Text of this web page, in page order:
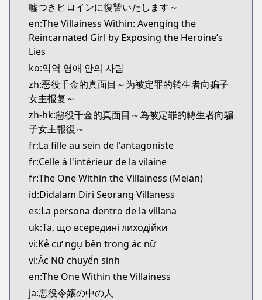
嘘つきヒロインに復讐いたします～
en:The Villainess Within: Avenging the
Reincarnated Girl by Exposing the Heroine’s
Lies
ko:악역 영애 안의 사람
zh:恶役千金的真面目～为被定罪的转生者向骗子
女主报复～
zh-hk:惡役千金的真面目～為被定罪的轉生者向騙
子女主報復～
fr:La fille au sein de l'antagoniste
fr:Celle à l'intérieur de la vilaine
fr:The One Within the Villainess (Meian)
id:Didalam Diri Seorang Villaness
es:La persona dentro de la villana
uk:Та, що всередині лиходійки
vi:Kẻ cư ngụ bên trong ác nữ
vi:Ác Nữ chuyển sinh
en:The One Within the Villainess
ja:悪役令嬢の中の人